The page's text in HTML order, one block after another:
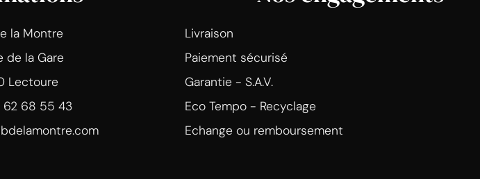
la Montre
de la Gare
Lectoure
62 68 55 43
Livraison
Paiement sécurisé
Garantie - S.A.V.
Eco Tempo - Recyclage
Echange ou remboursement